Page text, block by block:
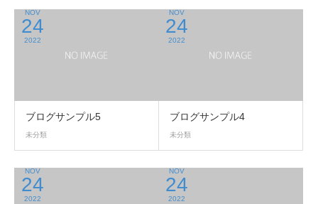
NOV
24
2022
ブログサンプル5
未分類
NOV
24
2022
ブログサンプル4
未分類
NOV
24
2022
NOV
24
2022